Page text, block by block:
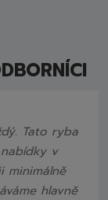
Tato ryba
v
hlavně